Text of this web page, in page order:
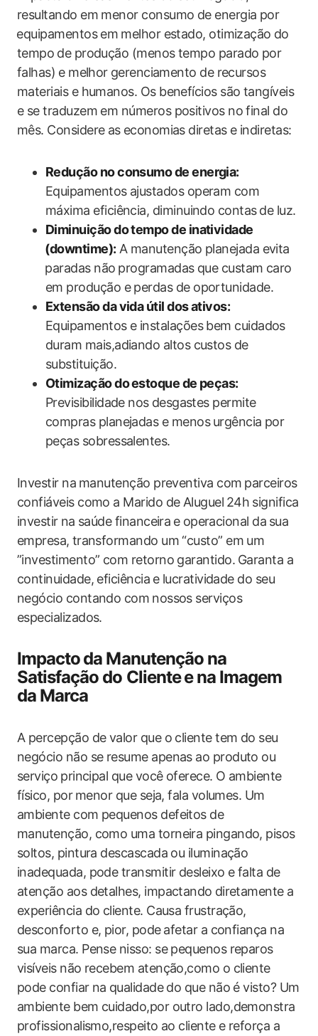
resultando em menor consumo de energia por
⁤equipamentos‌ em⁣ melhor estado, otimização⁤ do
tempo⁢ de produção (menos tempo‍ parado por
falhas)⁤ e melhor⁢ gerenciamento de recursos
materiais‌ e humanos. Os benefícios são tangíveis
e se traduzem em ​números positivos no final​ do
mês. Considere as⁢ economias diretas e indiretas:
Redução no consumo de energia:
Equipamentos ajustados operam com
máxima eficiência, diminuindo ​contas⁤ de luz.
Diminuição​ do‍ tempo de inatividade
⁤(downtime): A manutenção planejada evita
⁢paradas não ⁣programadas ​que custam caro
em produção e perdas de oportunidade.
Extensão ​da vida útil dos ativos:
‌Equipamentos e instalações bem cuidados‍
duram mais,adiando altos custos de
substituição.
Otimização do ⁣estoque de peças:
Previsibilidade nos ⁤desgastes permite
compras ‌planejadas e menos ⁤urgência por
peças​ sobressalentes.
Investir na⁢ manutenção preventiva‌ com ⁣parceiros
confiáveis como a Marido de Aluguel⁢ 24h⁤ significa
investir⁢ na saúde financeira ⁢e ⁣operacional da⁢ sua⁤
empresa,⁣ transformando um “custo” ‍em um
‌”investimento” com retorno garantido. ⁢Garanta‌ a
continuidade, ‍eficiência⁢ e lucratividade do seu⁢
negócio contando com ⁤nossos serviços
especializados.
Impacto ⁤da Manutenção na
Satisfação do Cliente ⁣e na Imagem
da Marca
A percepção ​de valor que o cliente tem ‍do seu⁣
negócio não se resume apenas ao produto ou
serviço ⁢principal que você oferece. O​ ambiente
físico, por⁣ menor que seja, ​fala volumes. Um
ambiente​ com pequenos defeitos de
manutenção,​ como uma torneira pingando, pisos
soltos, pintura descascada ou iluminação
inadequada, pode transmitir desleixo‍ e falta de⁣
atenção‍ aos detalhes, impactando ⁢diretamente a
experiência ‌do cliente. Causa frustração,
desconforto e, pior, pode⁤ afetar‌ a confiança na
sua marca. Pense nisso: se ‍pequenos ‍reparos
visíveis não recebem atenção,como o‍ cliente
pode confiar na ⁣qualidade do que não é visto? Um​
ambiente bem cuidado,por outro lado,demonstra
profissionalismo,respeito ao cliente e reforça a